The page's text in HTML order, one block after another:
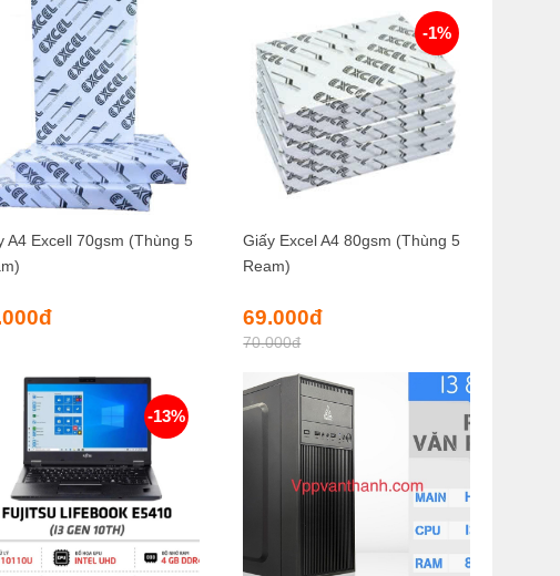
A4 Excell 70gsm (Thùng 5
đ
-1%
Giấy Excel A4 80gsm (Thùng 5
Ream)
70.000đ
Giá
gốc
là:
69.000đGiá
69.000đ.
-13%